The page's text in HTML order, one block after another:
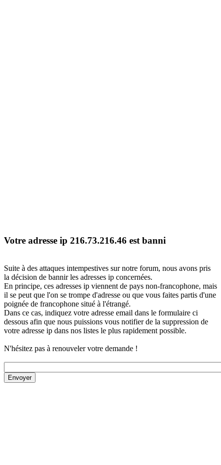
Votre adresse ip 216.73.216.46 est banni
Suite à des attaques intempestives sur notre forum, nous avons pris
la décision de bannir les adresses ip concernées.
En principe, ces adresses ip viennent de pays non-francophone, mais
il se peut que l'on se trompe d'adresse ou que vous faites partis d'une
poignée de francophone situé à l'étrangé.
Dans ce cas, indiquez votre adresse email dans le formulaire ci
dessous afin que nous puissions vous notifier de la suppression de
votre adresse ip dans nos listes le plus rapidement possible.
N'hésitez pas à renouveler votre demande !